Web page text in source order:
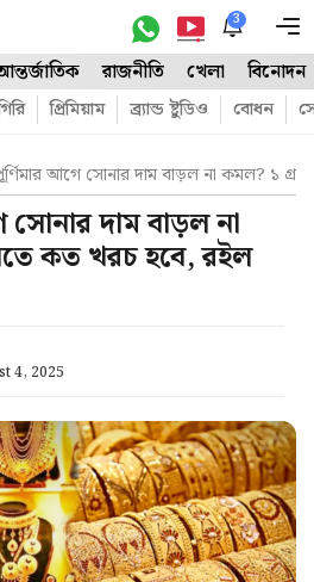
3
রাজনীতি খেলা বিনোদন
প্রিমিয়াম ব্র্যান্ড ষ্টুডিও বোধন
আগে সোনার দাম বাড়ল না কমল? ১
সোনার দাম বাড়ল না
কত খরচ হবে, রইল
4, 2025